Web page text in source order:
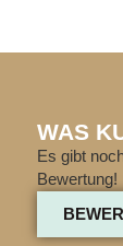
WAS
Es gibt
Bewertung!